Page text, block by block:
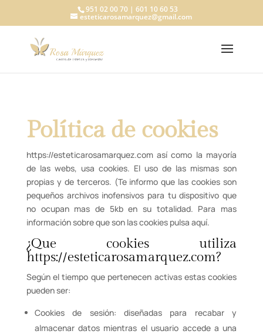
951 02 00 70 | 601 10 60 53
esteticarosamarquez@gmail.com
Política de cookies
https://esteticarosamarquez.com así como la mayoría
de las webs, usa cookies. El uso de las mismas son
propias y de terceros. (Te informo que las cookies son
pequeños archivos inofensivos para tu dispositivo que
no ocupan mas de 5kb en su totalidad. Para mas
información sobre que son las cookies pulsa aquí.
¿Que cookies utiliza
https://esteticarosamarquez.com?
Según el tiempo que pertenecen activas estas cookies
pueden ser:
Cookies de sesión: diseñadas para recabar y
almacenar datos mientras el usuario accede a una